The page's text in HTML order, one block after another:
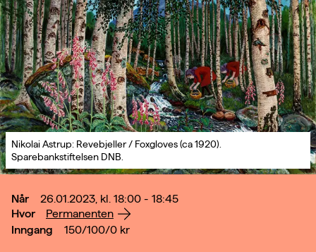
Nikolai Astrup: Revebjeller / Foxgloves (ca 1920).
Sparebankstiftelsen DNB.
Når
26.01.2023, kl. 18:00 - 18:45
Hvor
Permanenten
Inngang
150/100/0 kr